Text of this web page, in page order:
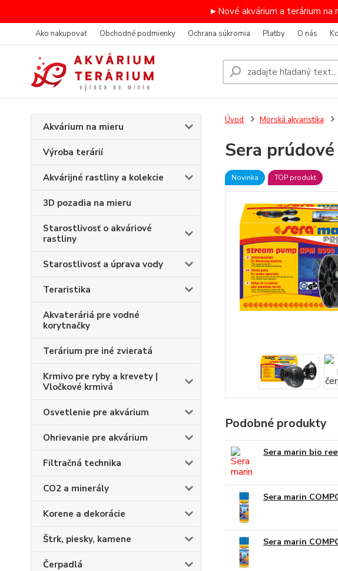
►Nové akvárium a terárium na
Ako nakupovať Obchodné podmienky Ochrana súkromia Platby O nás
Akvárium na mieru
Výroba terárií
Akvárijné rastliny a kolekcie
3D pozadia na mieru
Starostlivosť o akváriové
rastliny
Starostlivosť a úprava vody
Teraristika
Akvateráriá pre vodné
korytnačky
Terárium pre iné zvieratá
Krmivo pre ryby a krevety |
Vločkové krmivá
Osvetlenie pre akvárium
Ohrievanie pre akvárium
Filtračná technika
CO2 a minerály
Korene a dekorácie
Štrk, piesky, kamene
Čerpadlá
Úvod Morská akvaristika
Sera
Novinka TOP produkt
Podobné produkty
Sera marin bio
Sera marin
Sera marin